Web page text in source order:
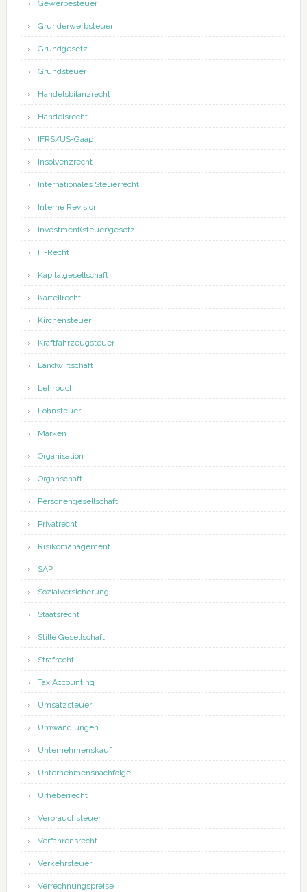
Gewerbesteuer
Grunderwerbsteuer
Grundgesetz
Grundsteuer
Handelsbilanzrecht
Handelsrecht
IFRS/US-Gaap
Insolvenzrecht
Internationales Steuerrecht
Interne Revision
Investment(steuer)gesetz
IT-Recht
Kapitalgesellschaft
Kartellrecht
Kirchensteuer
Kraftfahrzeugsteuer
Landwirtschaft
Lehrbuch
Lohnsteuer
Marken
Organisation
Organschaft
Personengesellschaft
Privatrecht
Risikomanagement
SAP
Sozialversicherung
Staatsrecht
Stille Gesellschaft
Strafrecht
Tax Accounting
Umsatzsteuer
Umwandlungen
Unternehmenskauf
Unternehmensnachfolge
Urheberrecht
Verbrauchsteuer
Verfahrensrecht
Verkehrsteuer
Verrechnungspreise